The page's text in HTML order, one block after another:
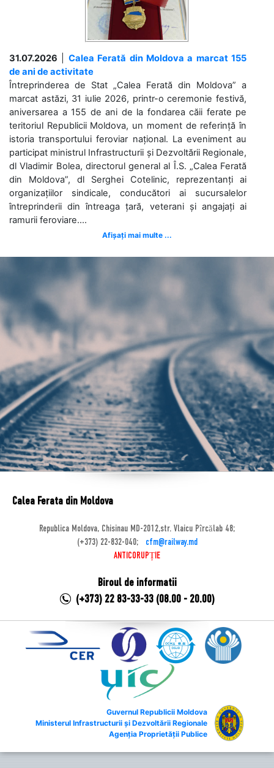
31.07.2026
Calea Ferată din Moldova a marcat 155
de ani de activitate
Întreprinderea de Stat „Calea Ferată din Moldova” a
marcat astăzi, 31 iulie 2026, printr-o ceremonie festivă,
aniversarea a 155 de ani de la fondarea căii ferate pe
teritoriul Republicii Moldova, un moment de referință în
istoria transportului feroviar național. La eveniment au
participat ministrul Infrastructurii și Dezvoltării Regionale,
dl Vladimir Bolea, directorul general al Î.S. „Calea Ferată
din Moldova”, dl Serghei Cotelinic, reprezentanți ai
organizațiilor sindicale, conducători ai sucursalelor
întreprinderii din întreaga țară, veterani și angajați ai
ramurii feroviare....
Afișați mai multe ...
Calea Ferata din Moldova
Republica Moldova, Chisinau MD-2012,str. Vlaicu Pîrcălab 48;
(+373) 22-832-040;
cfm@railway.md
ANTICORUPȚIE
Biroul de informatii
(+373) 22 83-33-33 (08.00 - 20.00)
Guvernul Republicii Moldova
Ministerul Infrastructurii și Dezvoltării Regionale
Agenția Proprietății Publice